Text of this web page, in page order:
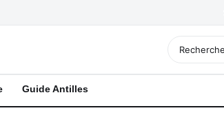
Guide Antilles